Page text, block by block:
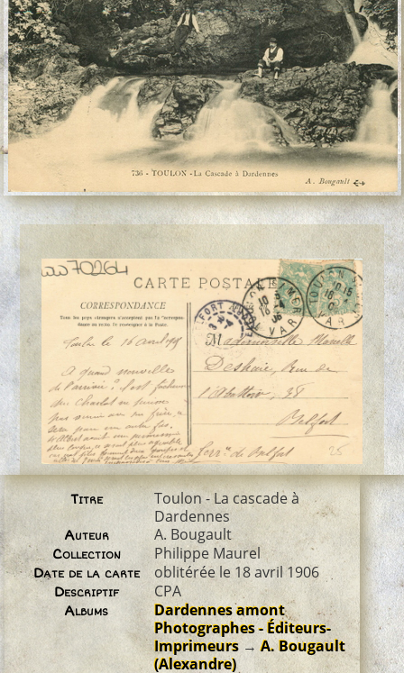
Titre
Toulon - La cascade à
Dardennes
Auteur A. Bougault
Collection Philippe Maurel
Date de la carte oblitérée le 18 avril 1906
Descriptif CPA
Albums
Dardennes amont
Photographes - Éditeurs-
Imprimeurs→A. Bougault
(Alexandre)